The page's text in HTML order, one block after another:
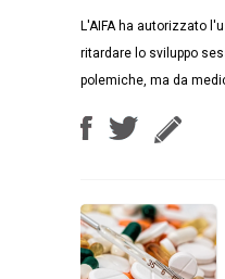
L'AIFA ha autorizzato
ritardare lo sviluppo
polemiche, ma da